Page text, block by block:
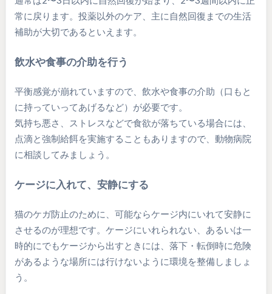
常に戻ります。投薬以外のケア、主に自然回復までの生活
補助が大切であるといえます。
飲水や食事の介助を行う
平衡感覚が崩れていますので、飲水や食事の介助（口もと
に持っていってあげるなど）が必要です。
気持ち悪さ、ストレスなどで食欲が落ちている場合には、
点滴と強制給餌を実施することもありますので、動物病院
に相談してみましょう。
ケージに入れて、安静にする
猫のケガ防止のために、可能ならケージ内にいれて安静に
させるのが理想です。ケージにいれられない、あるいは一
時的にでもケージから出すときには、落下・転倒時に危険
があるような場所には行けないように環境を整備しましょ
う。